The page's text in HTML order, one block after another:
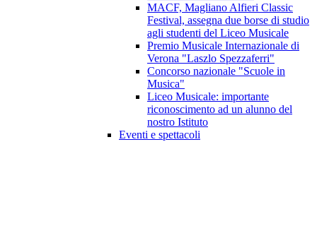
MACF, Magliano Alfieri Classic
Festival, assegna due borse di studio
agli studenti del Liceo Musicale
Premio Musicale Internazionale di
Verona "Laszlo Spezzaferri"
Concorso nazionale "Scuole in
Musica"
Liceo Musicale: importante
riconoscimento ad un alunno del
nostro Istituto
Eventi e spettacoli